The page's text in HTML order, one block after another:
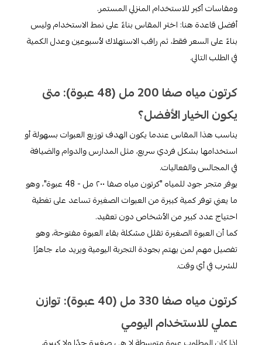
ومقاسات أكبر للاستخدام المنزلي المستمر.
أفضل قاعدة هنا: اختر المقاس بناءً على نمط الاستخدام وليس
بناءً على السعر فقط، ثم راقب الاستهلاك لأسبوعين وعدل الكمية
في الطلب التالي.​
كرتون مياه صفا 200 مل (48 عبوة): متى
يكون الخيار الأفضل؟
يناسب هذا المقاس عندما يكون الهدف توزيع العبوات بسهولة أو
استخدامها بشكل فردي سريع، مثل المدارس والدوام والضيافة
في المجالس والفعاليات.
يوفر متجر جود للمياه "كرتون مياه صفا ٢٠٠ مل - 48 عبوة"، وهو
ما يعني توفر كمية كبيرة من العبوات الصغيرة تساعد على تغطية
احتياج عدد كبير من الأشخاص دون تعقيد.
كما أن العبوة الصغيرة تقلل مشكلة بقاء العبوة مفتوحة، وهو
تفصيل مهم لمن يهتم بجودة التجربة اليومية ويريد ماء جاهزًا
للشرب في أي وقت.
كرتون مياه صفا 330 مل (40 عبوة): توازن
عملي للاستخدام اليومي